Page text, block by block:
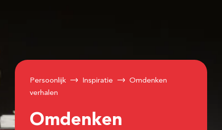
Persoonlijk Inspiratie
Omdenken
verhalen
Omdenken